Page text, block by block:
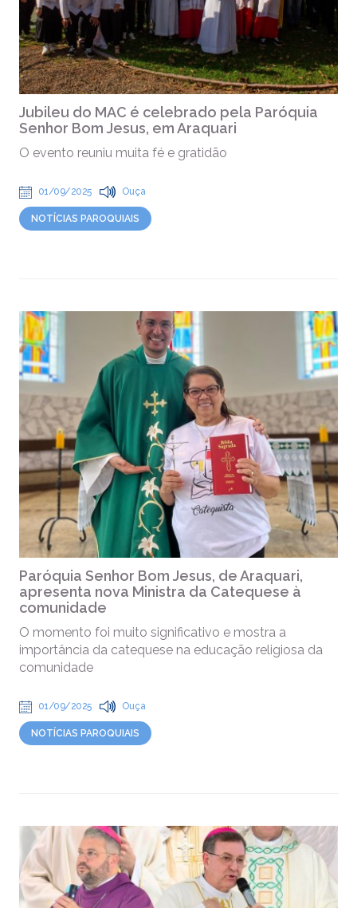
Jubileu do MAC é celebrado pela Paróquia
Senhor Bom Jesus, em Araquari
O evento reuniu muita fé e gratidão
01/09/2025 Ouça
NOTÍCIAS PAROQUIAIS
Paróquia Senhor Bom Jesus, de Araquari,
apresenta nova Ministra da Catequese à
comunidade
O momento foi muito significativo e mostra a
importância da catequese na educação religiosa da
comunidade
01/09/2025 Ouça
NOTÍCIAS PAROQUIAIS